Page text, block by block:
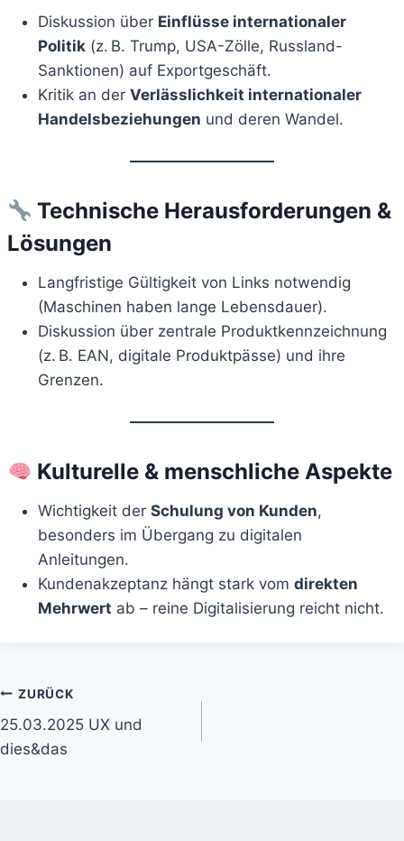
Diskussion über Einflüsse internationaler
Politik (z. B. Trump, USA-Zölle, Russland-
Sanktionen) auf Exportgeschäft.
Kritik an der Verlässlichkeit internationaler
Handelsbeziehungen und deren Wandel.
Technische Herausforderungen &
Lösungen
Langfristige Gültigkeit von Links notwendig
(Maschinen haben lange Lebensdauer).
Diskussion über zentrale Produktkennzeichnung
(z. B. EAN, digitale Produktpässe) und ihre
Grenzen.
Kulturelle & menschliche Aspekte
Wichtigkeit der Schulung von Kunden,
besonders im Übergang zu digitalen
Anleitungen.
Kundenakzeptanz hängt stark vom direkten
Mehrwert ab – reine Digitalisierung reicht nicht.
Beitrags-
Navigation
ZURÜCK
25.03.2025 UX und
dies&das